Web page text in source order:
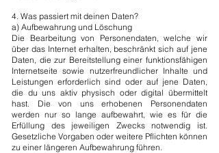
4. Was passiert mit deinen Daten?
a) Aufbewahrung und Löschung
Die Bearbeitung von Personendaten, welche wir
über das Internet erhalten, beschränkt sich auf jene
Daten, die zur Bereitstellung einer funktionsfähigen
Internetseite sowie nutzerfreundlicher Inhalte und
Leistungen erforderlich sind oder auf jene Daten,
die du uns aktiv physisch oder digital übermittelt
hast. Die von uns erhobenen Personendaten
werden nur so lange aufbewahrt, wie es für die
Erfüllung des jeweiligen Zwecks notwendig ist.
Gesetzliche Vorgaben oder weitere Pflichten können
zu einer längeren Aufbewahrung führen.